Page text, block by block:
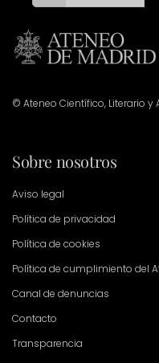
© Ateneo Científico, Literario y
Sobre nosotros
Aviso legal
Política de privacidad
Política de cookies
Política de cumplimiento del
Canal de denuncias
Contacto
Transparencia